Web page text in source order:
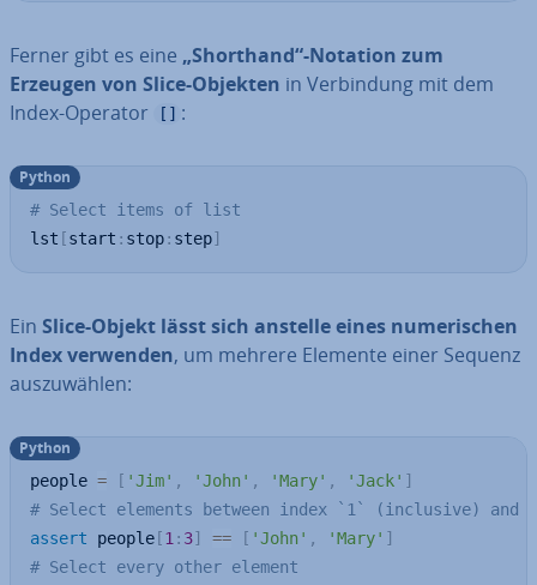
Ferner gibt es eine „Shorthand“-Notation zum
Erzeugen von Slice-Objekten in Ver­bin­dung mit dem
Index-Operator
[] :
# Select items of list
lst [start : stop: step]
Python
Ein Slice-Objekt lässt sich anstelle eines nu­me­ri­schen
Index verwenden, um mehrere Elemente einer Sequenz
aus­zu­wäh­len:
people = [ 'Jim' , 'John' , 'Mary' , 'Jack' ]
# Select elements between index `1` (inclusive) and
assert people [1 : 3] == [ 'John' , 'Mary' ]
# Select every other element
Python